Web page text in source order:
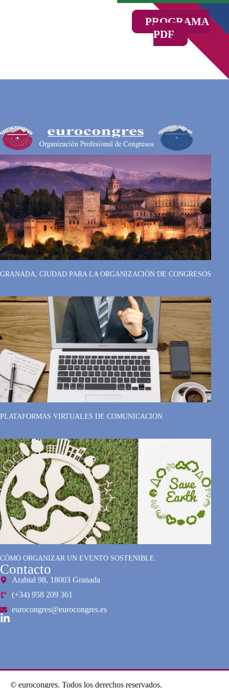
PROGRAMA
PDF
GRANADA, CIUDAD PARA LA ORGANIZACIÓN DE CONGRESOS
PLATAFORMAS VIRTUALES DE COMUNICACION
CÓMO ORGANIZAR UN EVENTO SOSTENIBLE.
Contacto
Arabial 98, 18003 Granada
(+34) 958 209 361
eurocongres@eurocongres.es
© eurocongres. Todos los derechos reservados.